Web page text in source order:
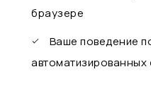
браузере
Ваше поведение
автоматизированных